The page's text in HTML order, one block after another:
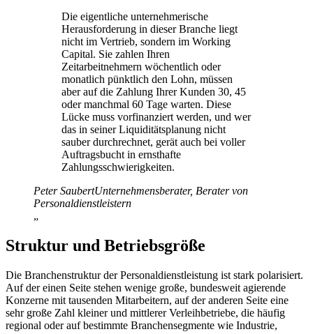
Die eigentliche unternehmerische
Herausforderung in dieser Branche liegt
nicht im Vertrieb, sondern im Working
Capital. Sie zahlen Ihren
Zeitarbeitnehmern wöchentlich oder
monatlich pünktlich den Lohn, müssen
aber auf die Zahlung Ihrer Kunden 30, 45
oder manchmal 60 Tage warten. Diese
Lücke muss vorfinanziert werden, und wer
das in seiner Liquiditätsplanung nicht
sauber durchrechnet, gerät auch bei voller
Auftragsbucht in ernsthafte
Zahlungsschwierigkeiten.
Peter SaubertUnternehmensberater, Berater von
Personaldienstleistern
„
Struktur und Betriebsgröße
Die Branchenstruktur der Personaldienstleistung ist stark polarisiert.
Auf der einen Seite stehen wenige große, bundesweit agierende
Konzerne mit tausenden Mitarbeitern, auf der anderen Seite eine
sehr große Zahl kleiner und mittlerer Verleihbetriebe, die häufig
regional oder auf bestimmte Branchensegmente wie Industrie,